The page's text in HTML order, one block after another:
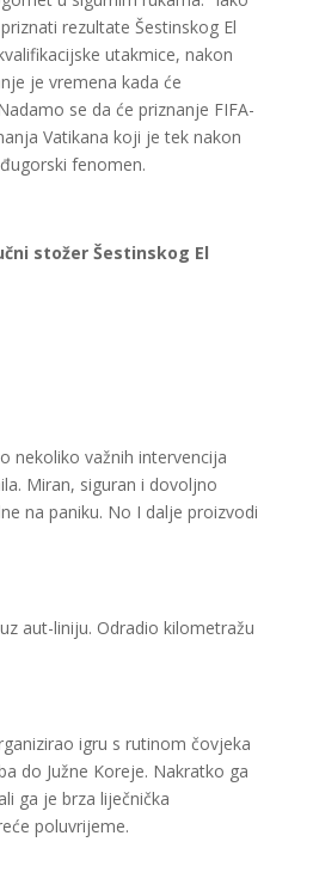
rezultate Šestinskog El
utakmice, nakon
je vremena kada će
se da će priznanje FIFA-
Vatikana koji je tek nakon
fenomen.
stožer Šestinskog El
nekoliko važnih intervencija
Miran, siguran i dovoljno
na paniku. No I dalje proizvodi
aut-liniju. Odradio kilometražu
igru s rutinom čovjeka
do Južne Koreje. Nakratko ga
ga je brza liječnička
poluvrijeme.